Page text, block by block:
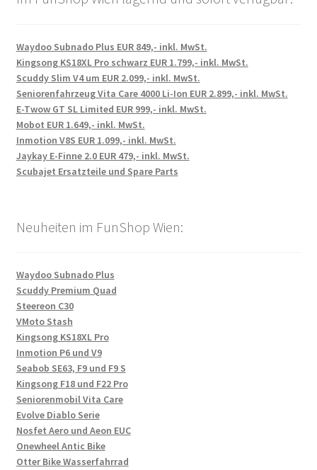
Waydoo Subnado Plus EUR 849,- inkl. MwSt.
Kingsong KS18XL Pro schwarz EUR 1.799,- inkl. MwSt.
Scuddy Slim V4 um EUR 2.099,- inkl. MwSt.
Seniorenfahrzeug Vita Care 4000 Li-Ion EUR 2.899,- inkl. MwSt.
E-Twow GT SL Limited EUR 999,- inkl. MwSt.
Mobot EUR 1.649,- inkl. MwSt.
Inmotion V8S EUR 1.099,- inkl. MwSt.
Jaykay E-Finne 2.0 EUR 479,- inkl. MwSt.
Scubajet Ersatzteile und Spare Parts
Neuheiten im FunShop Wien:
Waydoo Subnado Plus
Scuddy Premium Quad
Steereon C30
VMoto Stash
Kingsong KS18XL Pro
Inmotion P6 und V9
Seabob SE63, F9 und F9 S
Kingsong F18 und F22 Pro
Seniorenmobil Vita Care
Evolve Diablo Serie
Nosfet Aero und Aeon EUC
Onewheel Antic Bike
Otter Bike Wasserfahrrad